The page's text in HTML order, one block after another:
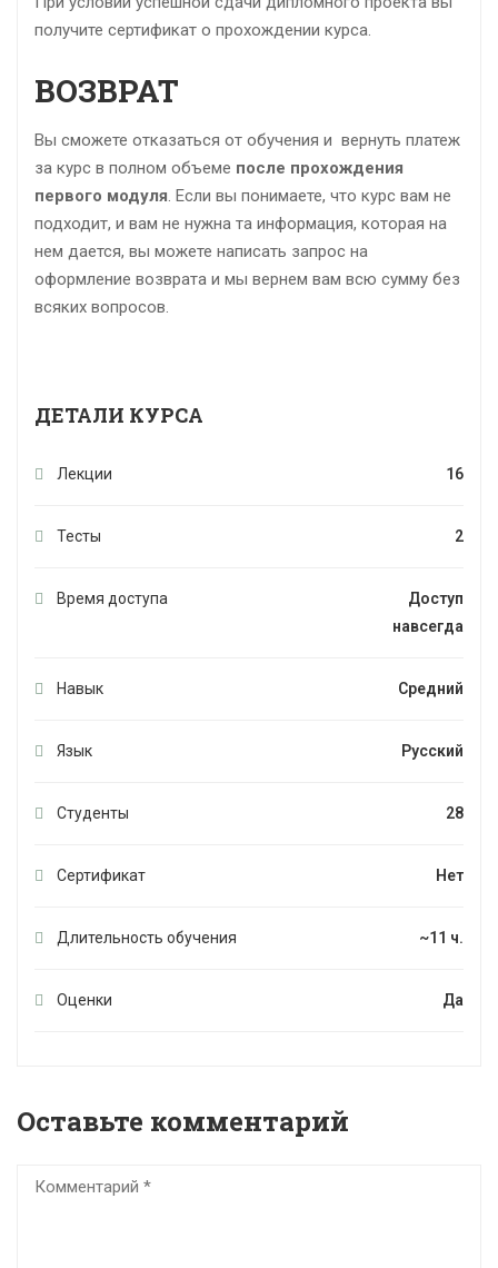
получите сертификат о прохождении курса.
ВОЗВРАТ
Вы сможете отказаться от обучения и вернуть платеж
за курс в полном объеме после прохождения
первого модуля. Если вы понимаете, что курс вам не
подходит, и вам не нужна та информация, которая на
нем дается, вы можете написать запрос на
оформление возврата и мы вернем вам всю сумму без
всяких вопросов.
ДЕТАЛИ КУРСА
Лекции 16
Тесты 2
Время доступа
Доступ
навсегда
Навык Средний
Язык Русский
Студенты 28
Сертификат Нет
Длительность обучения ~11 ч.
Оценки Да
Оставьте комментарий